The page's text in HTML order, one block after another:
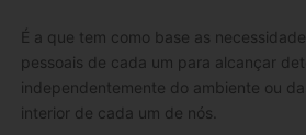
É a que tem como base as
pessoais de cada um para alcançar
independentemente do ambiente ou
interior de cada um de nós.